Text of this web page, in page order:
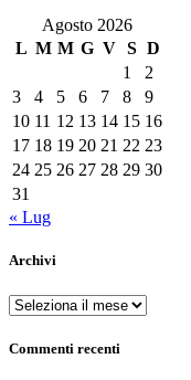
Agosto 2026
L M M G V S D
1
2
3
4 5 6 7 8
9
10 11 12 13 14 15 16
17 18 19 20 21 22 23
24 25 26 27 28 29 30
31
« Lug
Archivi
Archivi
Commenti recenti